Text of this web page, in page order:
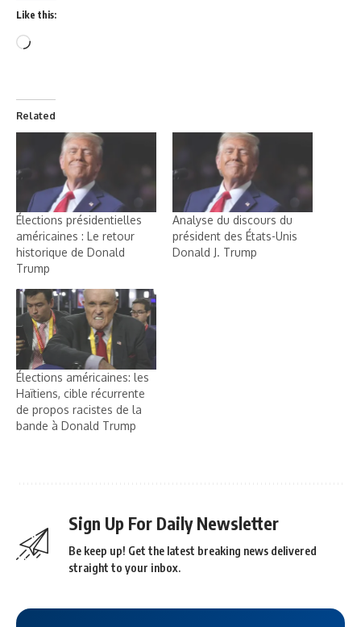
Like this:
Related
Élections présidentielles
américaines : Le retour
historique de Donald
Trump
Analyse du discours du
président des États-Unis
Donald J. Trump
Élections américaines: les
Haïtiens, cible récurrente
de propos racistes de la
bande à Donald Trump
Sign Up For Daily Newsletter
Be keep up! Get the latest breaking news delivered
straight to your inbox.